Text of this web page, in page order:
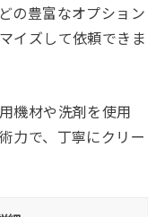
の豊富なオプション
イズして依頼できま
機材や洗剤を使用
力で、丁寧にクリー